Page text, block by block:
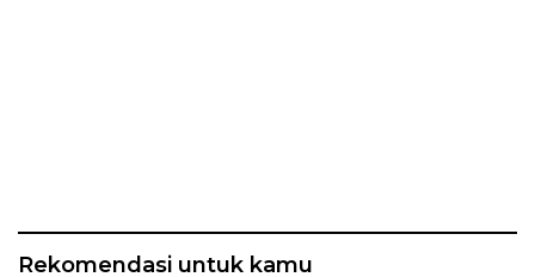
Rekomendasi untuk kamu